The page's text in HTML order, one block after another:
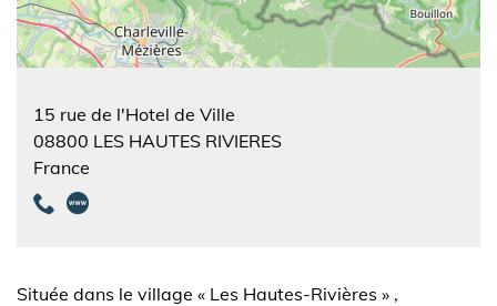
15 rue de l'Hotel de Ville
08800 LES HAUTES RIVIERES
France
Située dans le village « Les Hautes-Rivières » ,